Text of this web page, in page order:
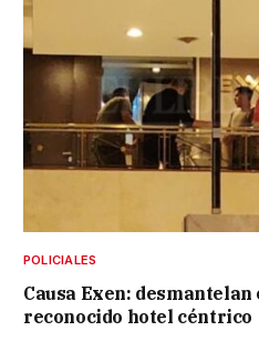
POLICIALES
Causa Exen:
reconocido hotel céntrico